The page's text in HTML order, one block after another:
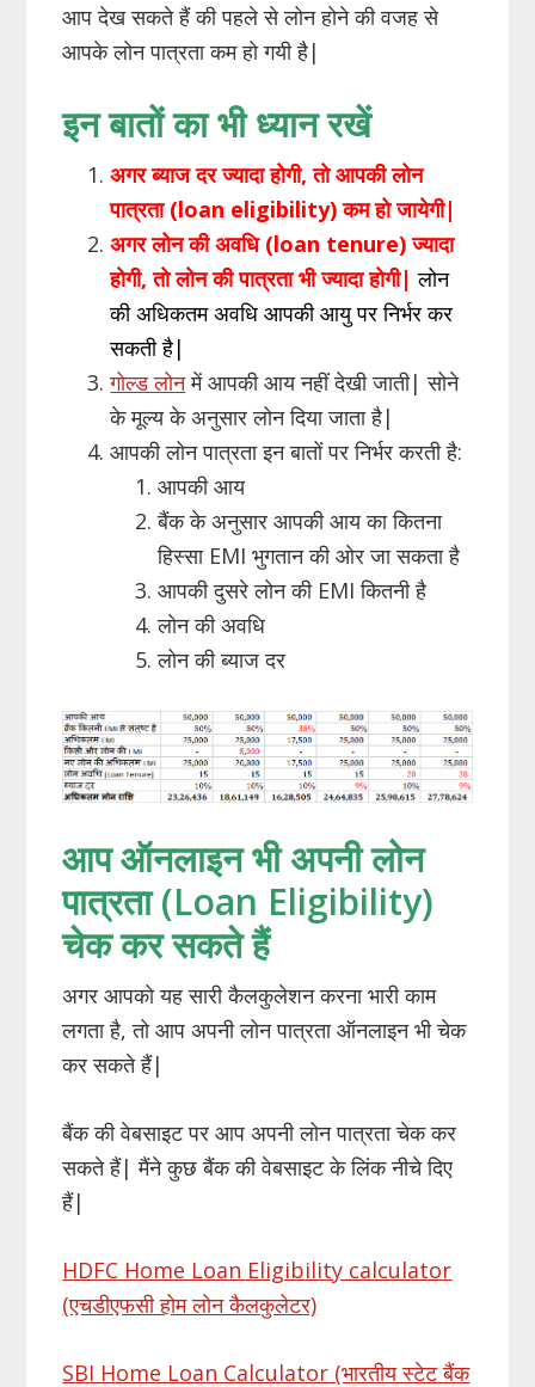
आप देख सकते हैं की पहले से लोन होने की वजह से
आपके लोन पात्रता कम हो गयी है|
इन बातों का भी ध्यान रखें
अगर ब्याज दर ज्यादा होगी, तो आपकी लोन
पात्रता (loan eligibility) कम हो जायेगी|
अगर लोन की अवधि (loan tenure) ज्यादा
होगी, तो लोन की पात्रता भी ज्यादा होगी|लोन
की अधिकतम अवधि आपकी आयु पर निर्भर कर
सकती है|
गोल्ड लोनमें आपकी आय नहीं देखी जाती| सोने
के मूल्य के अनुसार लोन दिया जाता है|
आपकी लोन पात्रता इन बातों पर निर्भर करती है:
आपकी आय
बैंक के अनुसार आपकी आय का कितना
हिस्सा EMI भुगतान की ओर जा सकता है
आपकी दुसरे लोन की EMI कितनी है
लोन की अवधि
लोन की ब्याज दर
आप ऑनलाइन भी अपनी लोन
पात्रता (Loan Eligibility)
चेक कर सकते हैं
अगर आपको यह सारी कैलकुलेशन करना भारी काम
लगता है, तो आप अपनी लोन पात्रता ऑनलाइन भी चेक
कर सकते हैं|
बैंक की वेबसाइट पर आप अपनी लोन पात्रता चेक कर
सकते हैं| मैंने कुछ बैंक की वेबसाइट के लिंक नीचे दिए
हैं|
HDFC Home Loan Eligibility calculator
(एचडीएफसी होम लोन कैलकुलेटर)
SBI Home Loan Calculator (भारतीय स्टेट बैंक